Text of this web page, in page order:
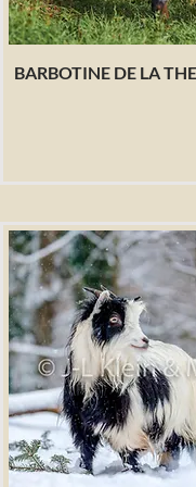
BARBOTINE DE LA